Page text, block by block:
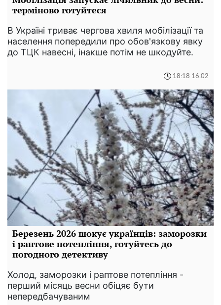
терміново готуйтеся
В Україні триває чергова хвиля мобілізації та
населення попередили про обов'язкову явку
до ТЦК навесні, інакше потім не шкодуйте.
18:18 16.02
Березень 2026 шокує українців: заморозки
і раптове потепління, готуйтесь до
погодного детективу
Холод, заморозки і раптове потепління -
перший місяць весни обіцяє бути
непередбачуваним